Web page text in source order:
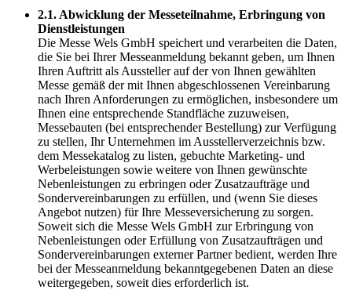
2.1. Abwicklung der Messeteilnahme, Erbringung von
Dienstleistungen
Die Messe Wels GmbH speichert und verarbeiten die Daten,
die Sie bei Ihrer Messeanmeldung bekannt geben, um Ihnen
Ihren Auftritt als Aussteller auf der von Ihnen gewählten
Messe gemäß der mit Ihnen abgeschlossenen Vereinbarung
nach Ihren Anforderungen zu ermöglichen, insbesondere um
Ihnen eine entsprechende Standfläche zuzuweisen,
Messebauten (bei entsprechender Bestellung) zur Verfügung
zu stellen, Ihr Unternehmen im Ausstellerverzeichnis bzw.
dem Messekatalog zu listen, gebuchte Marketing- und
Werbeleistungen sowie weitere von Ihnen gewünschte
Nebenleistungen zu erbringen oder Zusatzaufträge und
Sondervereinbarungen zu erfüllen, und (wenn Sie dieses
Angebot nutzen) für Ihre Messeversicherung zu sorgen.
Soweit sich die Messe Wels GmbH zur Erbringung von
Nebenleistungen oder Erfüllung von Zusatzaufträgen und
Sondervereinbarungen externer Partner bedient, werden Ihre
bei der Messeanmeldung bekanntgegebenen Daten an diese
weitergegeben, soweit dies erforderlich ist.